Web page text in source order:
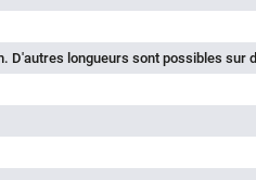
D'autres longueurs sont possibles sur